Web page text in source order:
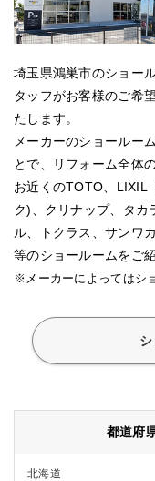
埼玉県鴻巣市のショー
タッフがお客様のご希
たします。
メーカーのショールー
とで、リフォーム全体
お近くのTOTO、LIXIL
ク)、クリナップ、タカ
ル、トクラス、サンワ
等のショールームをご
※メーカーによってはシ
都道府
北海道